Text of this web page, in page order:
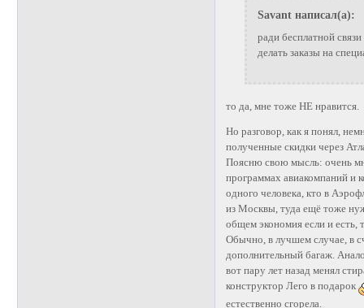
Savant написал(а):
ради бесплатной
делать заказы на
то да, мне тоже НЕ нравится.
Но разговор, как я понял,
полученные скидки через
Поясню свою мысль: очень
программах авиакомпаний и
одного человека, кто в
из Москвы, туда ещё тоже
общем экономия если и есть,
Обычно, в лучшем случае, в
дополнительный багаж.
вот пару лет назад менял
конструктор Лего в подарок
естественно сгорела.